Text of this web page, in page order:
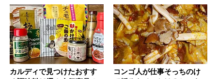
カルディで見つけたおすす
コンゴ人が仕事そっちのけ